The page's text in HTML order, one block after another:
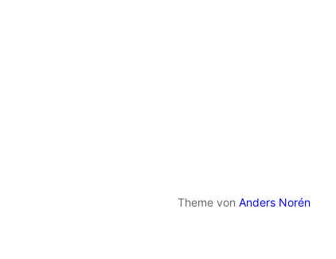
Theme von Anders Norén